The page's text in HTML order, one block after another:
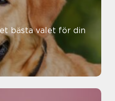
bästa valet för din